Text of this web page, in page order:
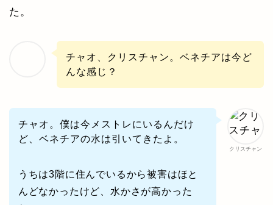
た。
チャオ、クリスチャン。ベネチアは今ど
んな感じ？
クリスチャン
チャオ。僕は今メストレにいるんだけ
ど、ベネチアの水は引いてきたよ。
うちは3階に住んでいるから被害はほと
んどなかったけど、水かさが高かった